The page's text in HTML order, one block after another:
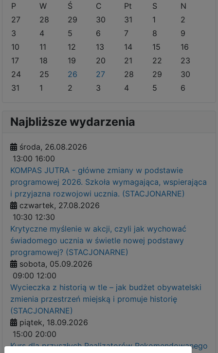
P
W Ś C Pt S
N
27
28 29 30 31 1
2
3
4 5 6 7 8
9
10
11 12 13 14 15
16
17
18 19 20 21 22
23
24
25 26 27 28 29
30
31
1 2 3 4 5 6
Najbliższe wydarzenia
środa, 26.08.2026
13:00 16:00
KOMPAS JUTRA - główne zmiany w podstawie
programowej 2026. Szkoła wymagająca, wspierająca
i przyjazna rozwojowi ucznia. (STACJONARNE)
czwartek, 27.08.2026
10:30 12:30
Krytyczne myślenie w akcji, czyli jak wychować
świadomego ucznia w świetle nowej podstawy
programowej? (STACJONARNE)
sobota, 05.09.2026
09:00 12:00
Wycieczka z historią w tle – jak budżet obywatelski
zmienia przestrzeń miejską i promuje historię
(STACJONARNE)
piątek, 18.09.2026
15:00 20:00
Kurs dla przyszłych Realizatorów Rekomendowanego